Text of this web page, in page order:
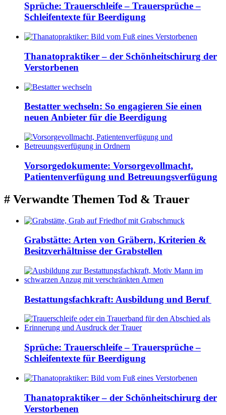
Sprüche: Trauerschleife – Trauersprüche –
Schleifentexte für Beerdigung
Thanatopraktiker – der Schönheitschirurg der
Verstorbenen
Bestatter wechseln: So engagieren Sie einen
neuen Anbieter für die Beerdigung
Vorsorgedokumente: Vorsorgevollmacht,
Patientenverfügung und Betreuungsverfügung
# Verwandte Themen Tod & Trauer
Grabstätte: Arten von Gräbern, Kriterien &
Besitzverhältnisse der Grabstellen
Bestattungsfachkraft: Ausbildung und Beruf
Sprüche: Trauerschleife – Trauersprüche –
Schleifentexte für Beerdigung
Thanatopraktiker – der Schönheitschirurg der
Verstorbenen